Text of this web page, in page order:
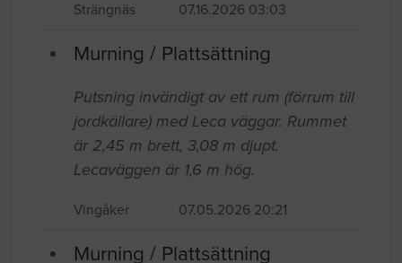
Strängnäs 07.16.2026 03:03
Murning / Plattsättning
Putsning invändigt av ett rum (förrum till
jordkällare) med Leca väggar. Rummet
är 2,45 m brett, 3,08 m djupt.
Lecaväggen är 1,6 m hög.
Vingåker 07.05.2026 20:21
Murning / Plattsättning